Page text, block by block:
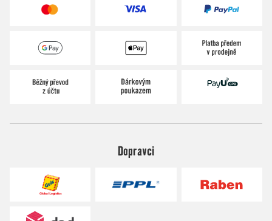
Dopravci